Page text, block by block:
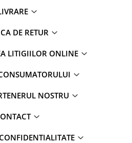
DE RETUR
LITIGIILOR ONLINE
NOSTRU